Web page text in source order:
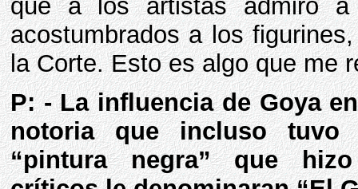
que a los artistas admiro
acostumbrados a los
la Corte. Esto es algo que me
P: - La influencia de Goya
notoria que incluso tuvo
“pintura negra” que